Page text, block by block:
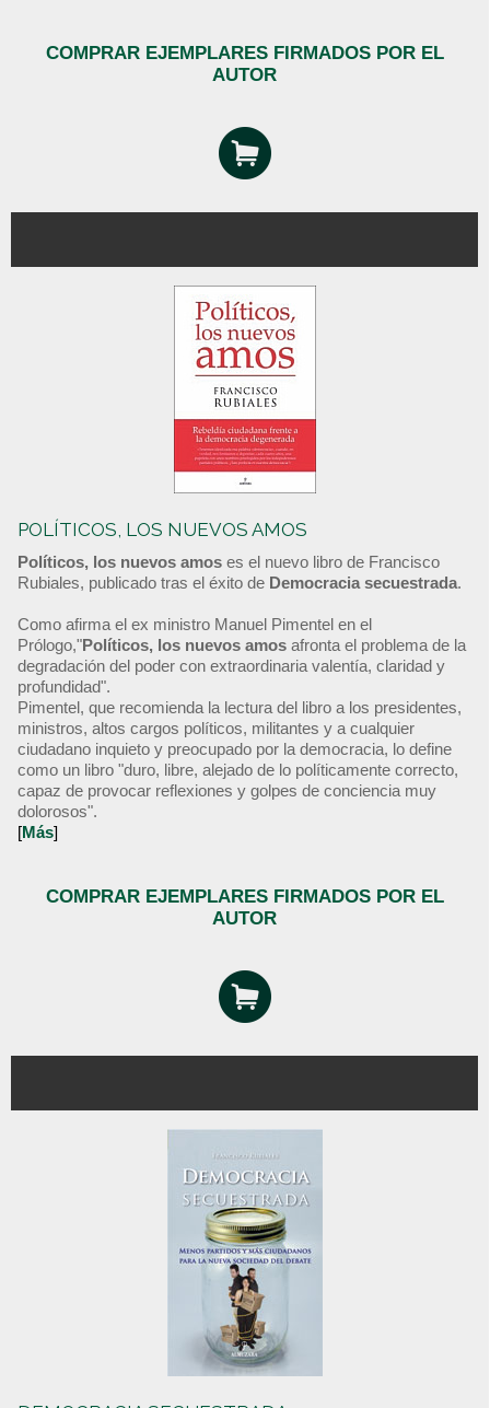
COMPRAR EJEMPLARES FIRMADOS POR EL
AUTOR
POLÍTICOS, LOS NUEVOS AMOS
Políticos, los nuevos amos es el nuevo libro de Francisco
Rubiales, publicado tras el éxito de Democracia secuestrada.
Como afirma el ex ministro Manuel Pimentel en el
Prólogo,"Políticos, los nuevos amos afronta el problema de la
degradación del poder con extraordinaria valentía, claridad y
profundidad".
Pimentel, que recomienda la lectura del libro a los presidentes,
ministros, altos cargos políticos, militantes y a cualquier
ciudadano inquieto y preocupado por la democracia, lo define
como un libro "duro, libre, alejado de lo políticamente correcto,
capaz de provocar reflexiones y golpes de conciencia muy
dolorosos".
[Más]
COMPRAR EJEMPLARES FIRMADOS POR EL
AUTOR